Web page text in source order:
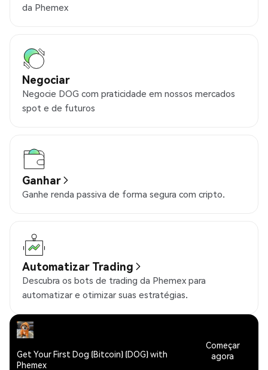
da Phemex
Negociar
Negocie DOG com praticidade em nossos mercados
spot e de futuros
Ganhar
Ganhe renda passiva de forma segura com cripto.
Automatizar Trading
Descubra os bots de trading da Phemex para
automatizar e otimizar suas estratégias.
Get Your First Dog (Bitcoin) (DOG) with
Phemex
Começar
agora